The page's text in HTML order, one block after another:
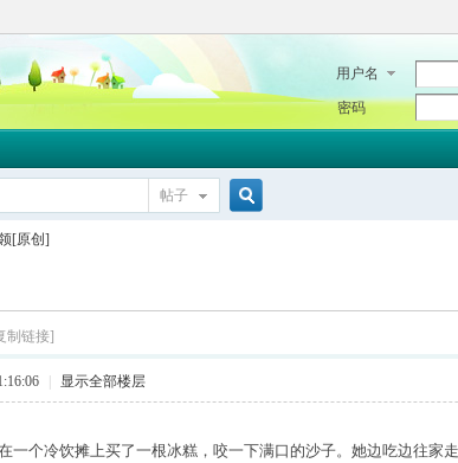
用户名
密码
帖子
[原创]
制链接]
显示全部楼层
一个冷饮摊上买了一根冰糕，咬一下满口的沙子。她边吃边往家